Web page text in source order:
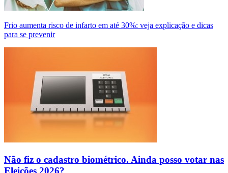
Frio aumenta risco de infarto em até 30%: veja explicação e dicas
para se prevenir
Não fiz o cadastro biométrico. Ainda posso votar nas
Eleições 2026?